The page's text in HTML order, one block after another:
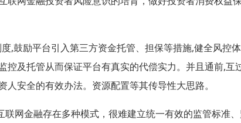
,鼓励平台引入第三方资金托管、担保等措施,健全风控体
控及托管从而保证平台有真实的代偿实力。并且通前,互
安全的有效办法。资源配置等其传导性大思路。
网金融存在多种模式，很难建立统一有效的监管标准